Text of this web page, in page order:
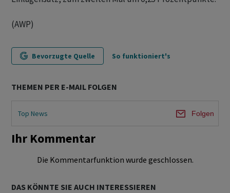
(AWP)
Bevorzugte Quelle So funktioniert's
THEMEN PER E-MAIL FOLGEN
Top News Folgen
Ihr Kommentar
Die Kommentarfunktion wurde geschlossen.
DAS KÖNNTE SIE AUCH INTERESSIEREN